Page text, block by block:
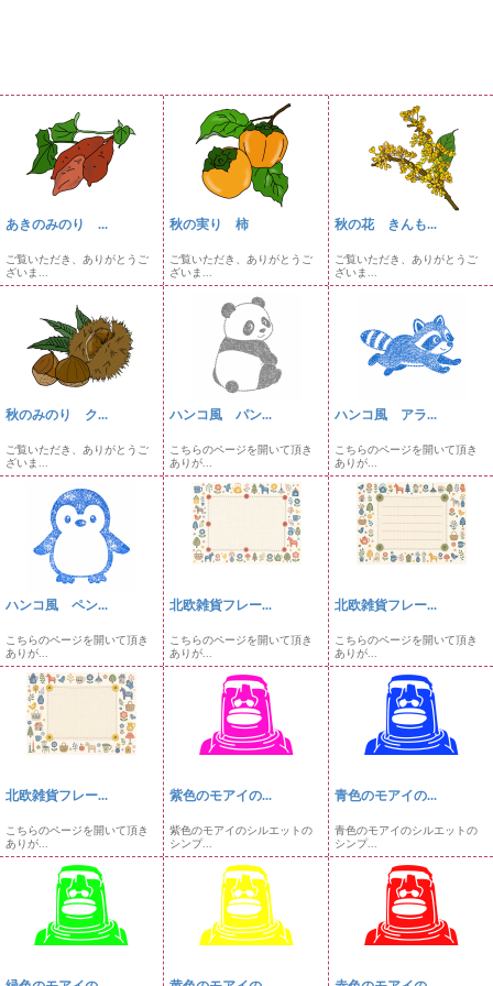
あきのみのり ...
ご覧いただき、ありがとうご
ざいま...
秋の実り 柿
ご覧いただき、ありがとうご
ざいま...
秋の花 きんも...
ご覧いただき、ありがとうご
ざいま...
秋のみのり ク...
ご覧いただき、ありがとうご
ざいま...
ハンコ風 パン...
こちらのページを開いて頂き
ありが...
ハンコ風 アラ...
こちらのページを開いて頂き
ありが...
ハンコ風 ペン...
こちらのページを開いて頂き
ありが...
北欧雑貨フレー...
こちらのページを開いて頂き
ありが...
北欧雑貨フレー...
こちらのページを開いて頂き
ありが...
北欧雑貨フレー...
こちらのページを開いて頂き
ありが...
紫色のモアイの...
紫色のモアイのシルエットの
シンプ...
青色のモアイの...
青色のモアイのシルエットの
シンプ...